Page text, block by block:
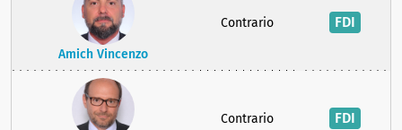
Amich Vincenzo
Contrario FDI
Contrario FDI